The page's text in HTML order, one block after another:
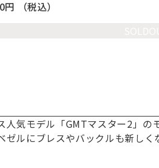
円
（税込）
へ進む
人気モデル「GMTマスター2」の
ゼルにブレスやバックルも新しく